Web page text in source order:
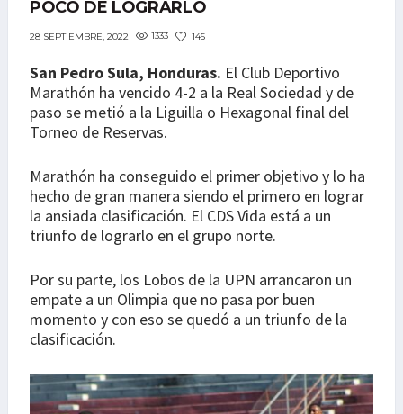
POCO DE LOGRARLO
28 SEPTIEMBRE, 2022 1333 145
San Pedro Sula, Honduras. El Club Deportivo
Marathón ha vencido 4-2 a la Real Sociedad y de
paso se metió a la Liguilla o Hexagonal final del
Torneo de Reservas.
Marathón ha conseguido el primer objetivo y lo ha
hecho de gran manera siendo el primero en lograr
la ansiada clasificación. El CDS Vida está a un
triunfo de lograrlo en el grupo norte.
Por su parte, los Lobos de la UPN arrancaron un
empate a un Olimpia que no pasa por buen
momento y con eso se quedó a un triunfo de la
clasificación.